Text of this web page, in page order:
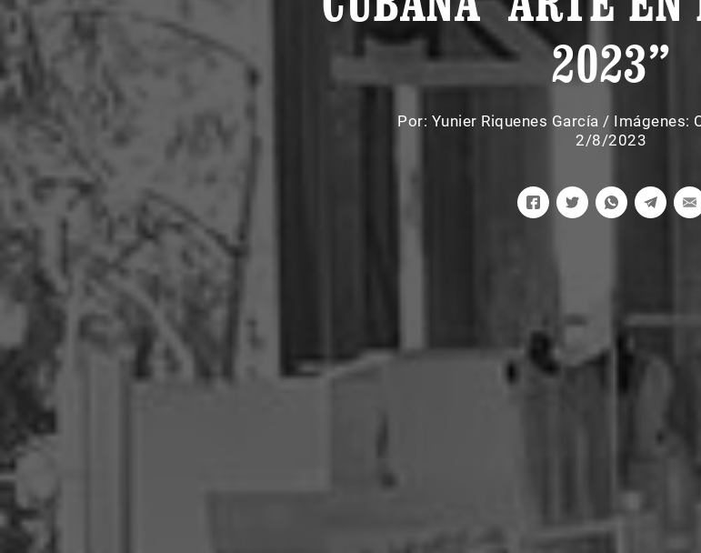
2023”
Por: Yunier Riquenes García / Imágenes:
2/8/2023